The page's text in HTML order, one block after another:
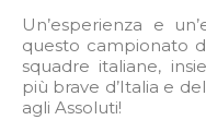
Un’esperienza e
questo campionato
squadre italiane,
più brave d’Italia e
agli Assoluti!